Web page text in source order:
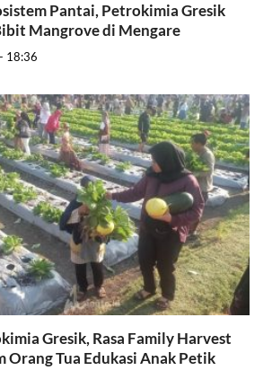
Pantai, Petrokimia Gresik
Mangrove di Mengare
18:36
Gresik, Rasa Family Harvest
Orang Tua Edukasi Anak Petik